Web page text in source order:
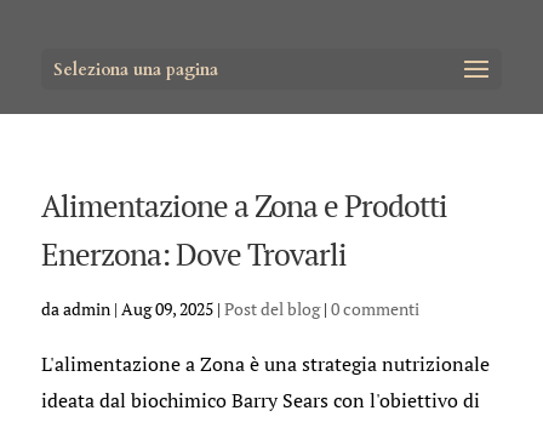
Seleziona una pagina
Alimentazione a Zona e Prodotti
Enerzona: Dove Trovarli
daadmin| Aug 09, 2025| Post del blog| 0 commenti
L'alimentazione a Zona è una strategia nutrizionale
ideata dal biochimico Barry Sears con l'obiettivo di